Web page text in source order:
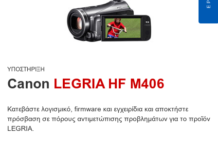
ΥΠΟΣΤΉΡΙΞΗ
Canon LEGRIA HF M406
Κατεβάστε λογισμικό, firmware και εγχειρίδια και αποκτήστε
πρόσβαση σε πόρους αντιμετώπισης προβλημάτων για το προϊόν
LEGRIA.